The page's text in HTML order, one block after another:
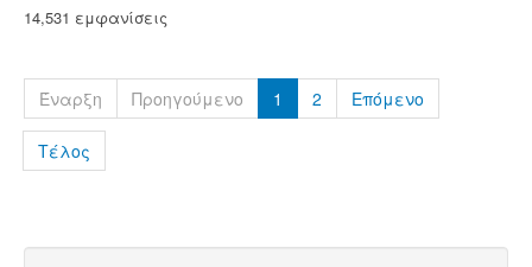
14,531 εμφανίσεις
Έναρξη Προηγούμενο 1 2 Επόμενο
Τέλος